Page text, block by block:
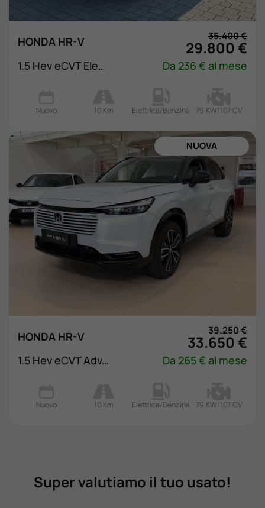
HONDA HR-V 35.400 €
29.800 €
1.5 Hev eCVT Elegance Da 236 € al mese
Nuovo 10 Km Elettrica/Benzina 79 KW/107 CV
ORDINABILE
HONDA HR-V 39.250 €
33.650 €
1.5 Hev eCVT Advance Style Da 265 € al mese
Nuovo 10 Km Elettrica/Benzina 79 KW/107 CV
Super valutiamo il tuo usato!